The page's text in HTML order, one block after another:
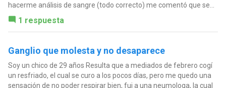
hacerme análisis de sangre (todo correcto) me comentó que se...
1 respuesta
Ganglio que molesta y no desaparece
Soy un chico de 29 años Resulta que a mediados de febrero cogí
un resfriado, el cual se curo a los pocos días, pero me quedo una
sensación de no poder respirar bien, fui a una neumologa, la cual